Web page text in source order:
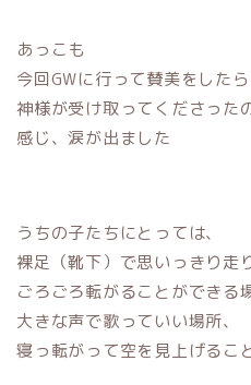
あっこも
今回GWに行って賛美をしたら
神様が受け取ってくださった
感じ、涙が出ました
うちの子たちにとっては、
裸足（靴下）で思いっきり走
ごろごろ転がることができる
大きな声で歌っていい場所、
寝っ転がって空を見上げるこ